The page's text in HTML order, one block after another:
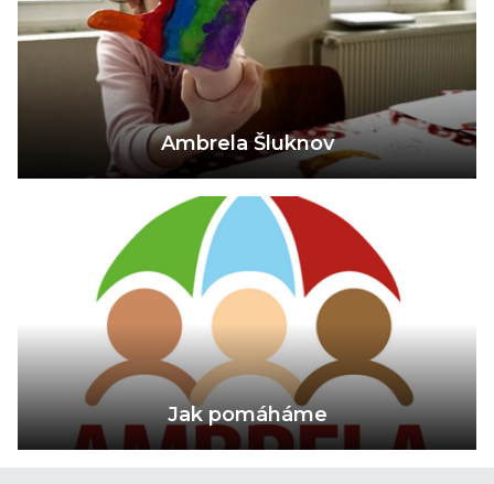
Ambrela Šluknov
Jak pomáháme